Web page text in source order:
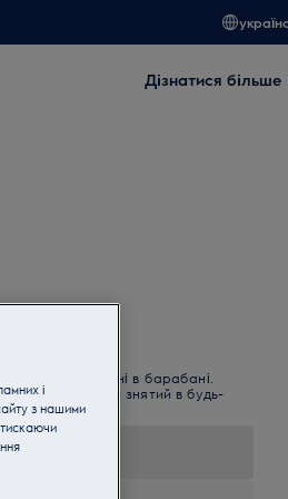
Дізнатися більше
одяг при сушінні в барабані.
та може бути знятий в будь-
і
з нашими